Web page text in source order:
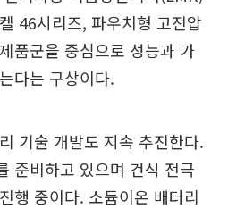
46시리즈, 파우치형 고전압
품군을 중심으로 성능과 가
다는 구상이다.
기술 개발도 지속 추진한다.
준비하고 있으며 건식 전극
행 중이다. 소듐이온 배터리